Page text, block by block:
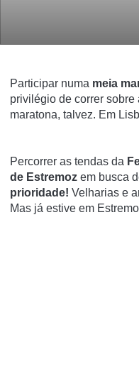
Participar numa meia
privilégio de correr sobre
maratona, talvez. Em
Percorrer as tendas da
de Estremoz em busca
prioridade! Velharias e
Mas já estive em